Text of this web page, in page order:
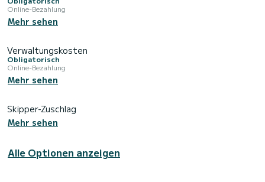
Online-Bezahlung
Mehr sehen
Verwaltungskosten
Obligatorisch
Online-Bezahlung
Mehr sehen
Skipper-Zuschlag
Mehr sehen
Alle Optionen anzeigen